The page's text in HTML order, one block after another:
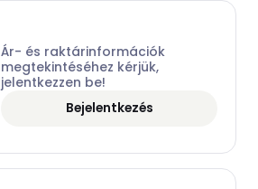
Ár- és raktárinformációk
megtekintéséhez kérjük,
jelentkezzen be!
Bejelentkezés